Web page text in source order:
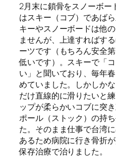
2月末に鎖骨をスノーボー
はスキー（コブ）であば
キーやスノーボードは他
ませんが、上達すればす
ーツです（もちろん安全
低いです）。スキーで「
い」と聞いており、毎年
めていました。しかしか
だけ直線的に滑りたいと
ップが柔らかいコブに突
ポール（ストック）の持
た。そのまま仕事で台湾
あるため病院に行き骨折
保存治療で治りました。